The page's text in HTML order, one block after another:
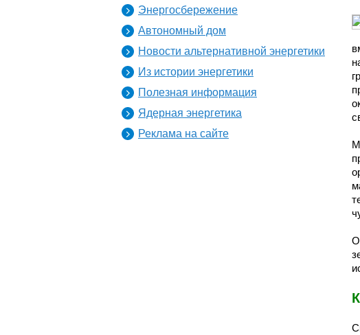
Энергосбережение
Автономный дом
Новости альтернативной энергетики
Из истории энергетики
Полезная информация
Ядерная энергетика
Реклама на сайте